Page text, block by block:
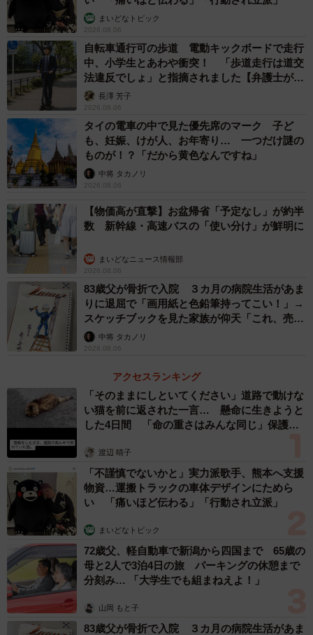
まいどなトピック
2026.08.06
自転車通行可の歩道 電動キックボードで走行
中、小学生とあわや衝突！ 「歩道走行は道交
法違反でしょ」と指摘されました【弁護士が解
説】長澤 芳子
2026.08.06
タイの電車の中で見た優先席のマーク 子ど
も、妊娠、けが人、お年寄り… 一つだけ謎の
ものが！？「だから黄色なんですね」
中将 タカノリ
2026.08.06
【物価高が直撃】お盆帰省「予定なし」が約半
数 新幹線・高速バスの「使い分け」が鮮明に
まいどなニュース情報部
2026.08.06
83歳父が骨折で入院 ３カ月の病院生活があま
りに退屈で「画用紙と色鉛筆持ってこい！」→
スケッチブックを見た家族が仰天「これ、売れ
ますよ…」
中将 タカノリ
2026.08.06
アクセスランキング
「そのままにしといてください」道路で動けな
い猫を前に返された一言… 懸命に生きようと
した4日間 「命の重さはみんな同じ」保護団
渡辺 晴子
「不謹慎でないかと」実力派歌手、熊本へ支援
物資…運搬トラックの車体デザインにためら
い 「痛いほど伝わる」「行動され立派」
まいどなトピック
72歳父、軽自動車で新潟から四国まで 65歳の
母と2人で3泊4日の旅 パーキングの休憩まで
分刻み… 「大学生でも組まねえよ！」
山岡 もと子
83歳父が骨折で入院 ３カ月の病院生活があま